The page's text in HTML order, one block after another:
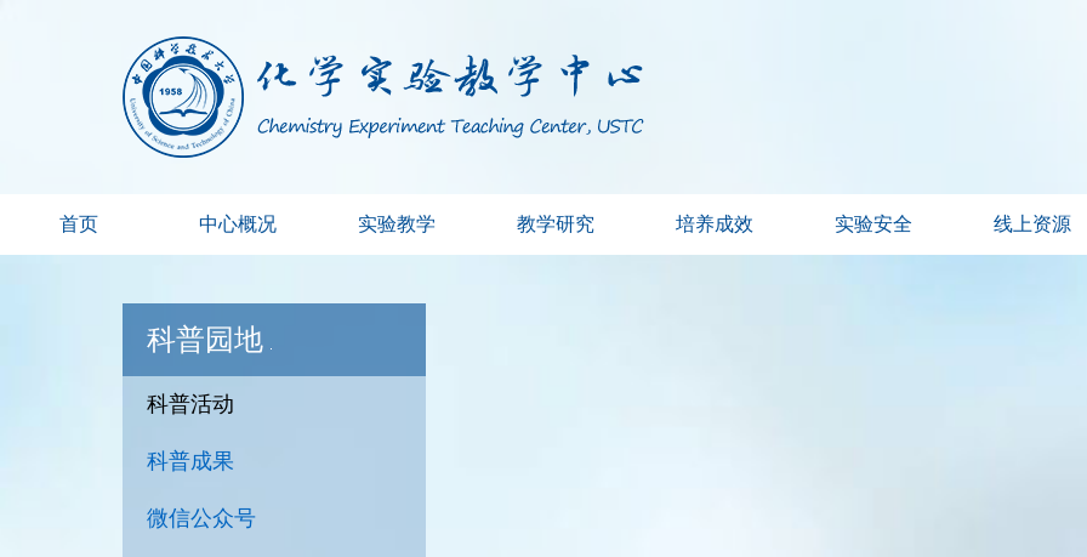
首页 中心概况 实验教学 教学研究 培养成效 实验安全 线上资源
科普园地
科普活动
科普成果
微信公众号